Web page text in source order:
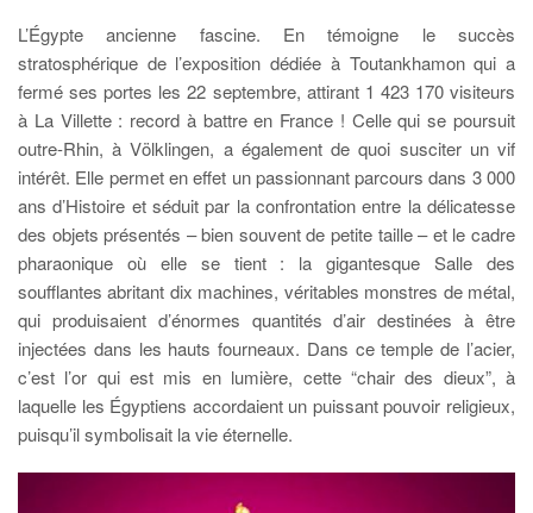
L’Égypte ancienne fascine. En témoigne le succès
stratosphérique de l’exposition dédiée à Toutankhamon qui a
fermé ses portes les 22 septembre, attirant 1 423 170 visiteurs
à La Villette : record à battre en France ! Celle qui se poursuit
outre-Rhin, à Völklingen, a également de quoi susciter un vif
intérêt. Elle permet en effet un passionnant parcours dans 3 000
ans d’Histoire et séduit par la confrontation entre la délicatesse
des objets présentés – bien souvent de petite taille – et le cadre
pharaonique où elle se tient : la gigantesque Salle des
soufflantes abritant dix machines, véritables monstres de métal,
qui produisaient d’énormes quantités d’air destinées à être
injectées dans les hauts fourneaux. Dans ce temple de l’acier,
c’est l’or qui est mis en lumière, cette “chair des dieux”, à
laquelle les Égyptiens accordaient un puissant pouvoir religieux,
puisqu’il symbolisait la vie éternelle.